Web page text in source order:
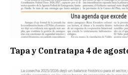
Tapa y Contratapa 4 de